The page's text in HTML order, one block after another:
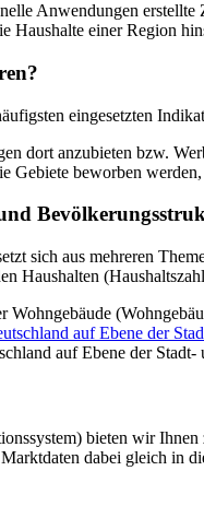
Anwendungen erstellte
Haushalte einer Region
eingesetzten
dort anzubieten bzw.
Gebiete beworben
sich aus mehreren
Haushalten
auf Ebene der
bieten wir Ihnen
dabei gleich in